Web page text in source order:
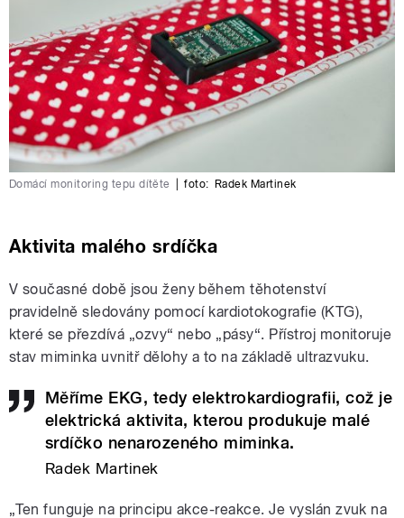
Domácí monitoring tepu dítěte foto: Radek Martinek
Aktivita malého srdíčka
V současné době jsou ženy během těhotenství
pravidelně sledovány pomocí kardiotokografie (KTG),
které se přezdívá „ozvy“ nebo „pásy“. Přístroj monitoruje
stav miminka uvnitř dělohy a to na základě ultrazvuku.
Měříme EKG, tedy elektrokardiografii, což je
elektrická aktivita, kterou produkuje malé
srdíčko nenarozeného miminka.
Radek Martinek
„Ten funguje na principu akce-reakce. Je vyslán zvuk na